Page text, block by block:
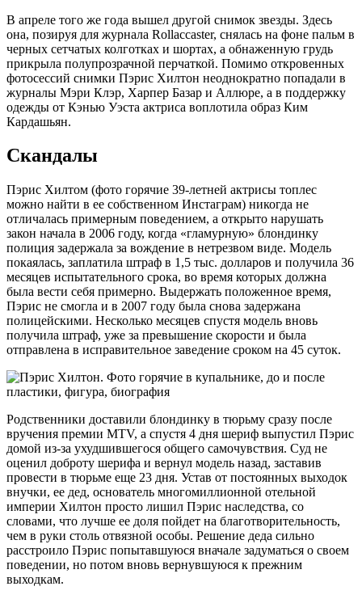
В апреле того же года вышел другой снимок звезды. Здесь
она, позируя для журнала Rollaccaster, снялась на фоне пальм в
черных сетчатых колготках и шортах, а обнаженную грудь
прикрыла полупрозрачной перчаткой. Помимо откровенных
фотосессий снимки Пэрис Хилтон неоднократно попадали в
журналы Мэри Клэр, Харпер Базар и Аллюре, а в поддержку
одежды от Кэнью Уэста актриса воплотила образ Ким
Кардашьян.
Скандалы
Пэрис Хилтом (фото горячие 39-летней актрисы топлес
можно найти в ее собственном Инстаграм) никогда не
отличалась примерным поведением, а открыто нарушать
закон начала в 2006 году, когда «гламурную» блондинку
полиция задержала за вождение в нетрезвом виде. Модель
покаялась, заплатила штраф в 1,5 тыс. долларов и получила 36
месяцев испытательного срока, во время которых должна
была вести себя примерно. Выдержать положенное время,
Пэрис не смогла и в 2007 году была снова задержана
полицейскими. Несколько месяцев спустя модель вновь
получила штраф, уже за превышение скорости и была
отправлена в исправительное заведение сроком на 45 суток.
Родственники доставили блондинку в тюрьму сразу после
вручения премии MTV, а спустя 4 дня шериф выпустил Пэрис
домой из-за ухудшившегося общего самочувствия. Суд не
оценил доброту шерифа и вернул модель назад, заставив
провести в тюрьме еще 23 дня. Устав от постоянных выходок
внучки, ее дед, основатель многомиллионной отельной
империи Хилтон просто лишил Пэрис наследства, со
словами, что лучше ее доля пойдет на благотворительность,
чем в руки столь отвязной особы. Решение деда сильно
расстроило Пэрис попытавшуюся вначале задуматься о своем
поведении, но потом вновь вернувшуюся к прежним
выходкам.